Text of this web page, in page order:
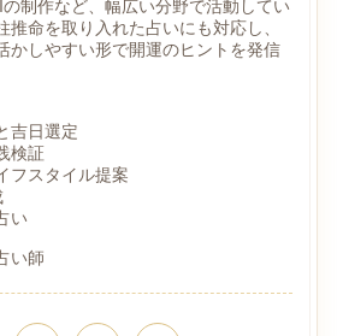
制作など、幅広い分野で活動してい
推命を取り入れた占いにも対応し、
かしやすい形で開運のヒントを発信
吉日選定
検証
フスタイル提案
い
い師